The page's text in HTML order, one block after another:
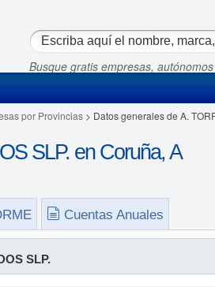
Busque gratis empresas,
por Provincias> Datos generales de A.
SLP. en Coruña, A
Cuentas Anuales
SLP.